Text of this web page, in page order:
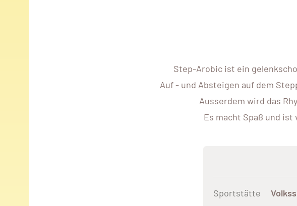
Step-Arobic ist ein
Auf - und Absteigen auf dem
Ausserdem wird das
Es macht Spaß und
Sportstätte